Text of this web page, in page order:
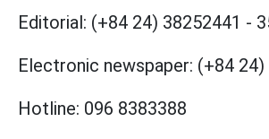
Editorial: (+84 24) 38252441 -
Electronic newspaper: (+84
Hotline: 096 8383388